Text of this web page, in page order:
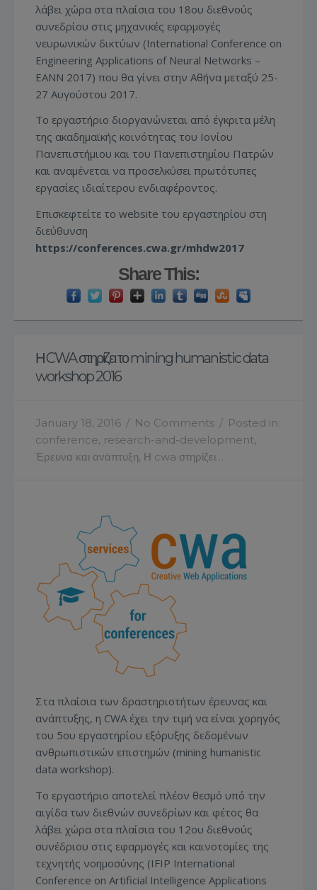
λάβει χώρα στα πλαίσια του 18ου διεθνούς
συνεδρίου στις μηχανικές εφαρμογές
νευρωνικών δικτύων (International Conference on
Engineering Applications of Neural Networks –
EANN 2017) που θα γίνει στην Αθήνα μεταξύ 25-
27 Αυγούστου 2017.
Το εργαστήριο διοργανώνεται από έγκριτα μέλη
της ακαδημαϊκής κοινότητας του Ιονίου
Πανεπιστήμιου και του Πανεπιστημίου Πατρών
και αναμένεται να προσελκύσει πρωτότυπες
εργασίες ιδιαίτερου ενδιαφέροντος.
Επισκεφτείτε το website του εργαστηρίου στη
διεύθυνση
https://conferences.cwa.gr/mhdw2017
Share This:
Η CWA στηρίζει το mining humanistic data
workshop 2016
January 18, 2016 / No Comments / Posted in:
conference, research-and-development,
Έρευνα και ανάπτυξη, Η cwa στηρίζει…
Στα πλαίσια των δραστηριοτήτων έρευνας και
ανάπτυξης, η CWA έχει την τιμή να είναι χορηγός
του 5ου εργαστηρίου εξόρυξης δεδομένων
ανθρωπιστικών επιστημών (mining humanistic
data workshop).
Το εργαστήριο αποτελεί πλέον θεσμό υπό την
αιγίδα των διεθνών συνεδρίων και φέτος θα
λάβει χώρα στα πλαίσια του 12ου διεθνούς
συνέδριου στις εφαρμογές και καινοτομίες της
τεχνητής νοημοσύνης (IFIP International
Conference on Artificial Intelligence Applications